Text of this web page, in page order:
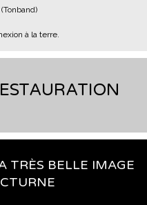
à la terre.
TRÈS BELLE IMAGE